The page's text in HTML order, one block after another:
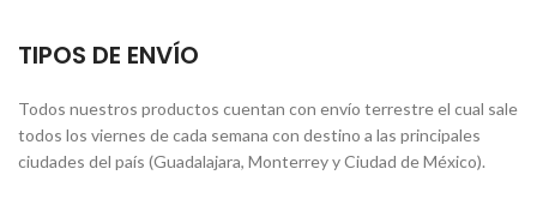
TIPOS DE ENVÍO
Todos nuestros productos cuentan con envío terrestre el cual sale
todos los viernes de cada semana con destino a las principales
ciudades del país (Guadalajara, Monterrey y Ciudad de México).